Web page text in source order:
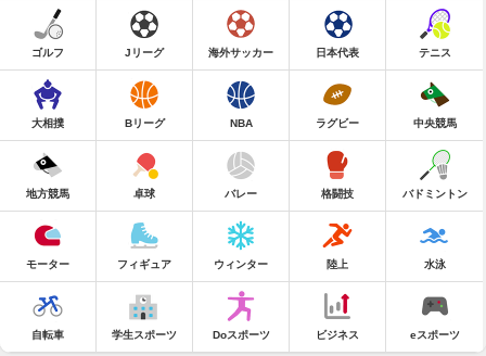
ゴルフ Jリーグ 海外サッカー 日本代表 テニス
大相撲 Bリーグ NBA ラグビー 中央競馬
地方競馬 卓球 バレー 格闘技 バドミントン
モーター フィギュア ウィンター 陸上 水泳
自転車 学生スポーツ Doスポーツ ビジネス eスポーツ